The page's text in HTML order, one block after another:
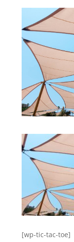
[wp-tic-tac-toe]